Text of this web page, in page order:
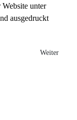
unter
ausgedruckt
Nächster
Weiter